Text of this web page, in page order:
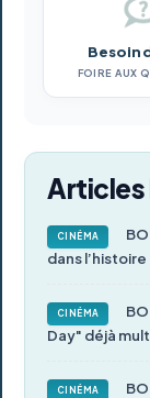
Besoin
FOIRE AUX
Articles
CINÉMA
dans l’histoire
CINÉMA
Day" déjà
CINÉMA